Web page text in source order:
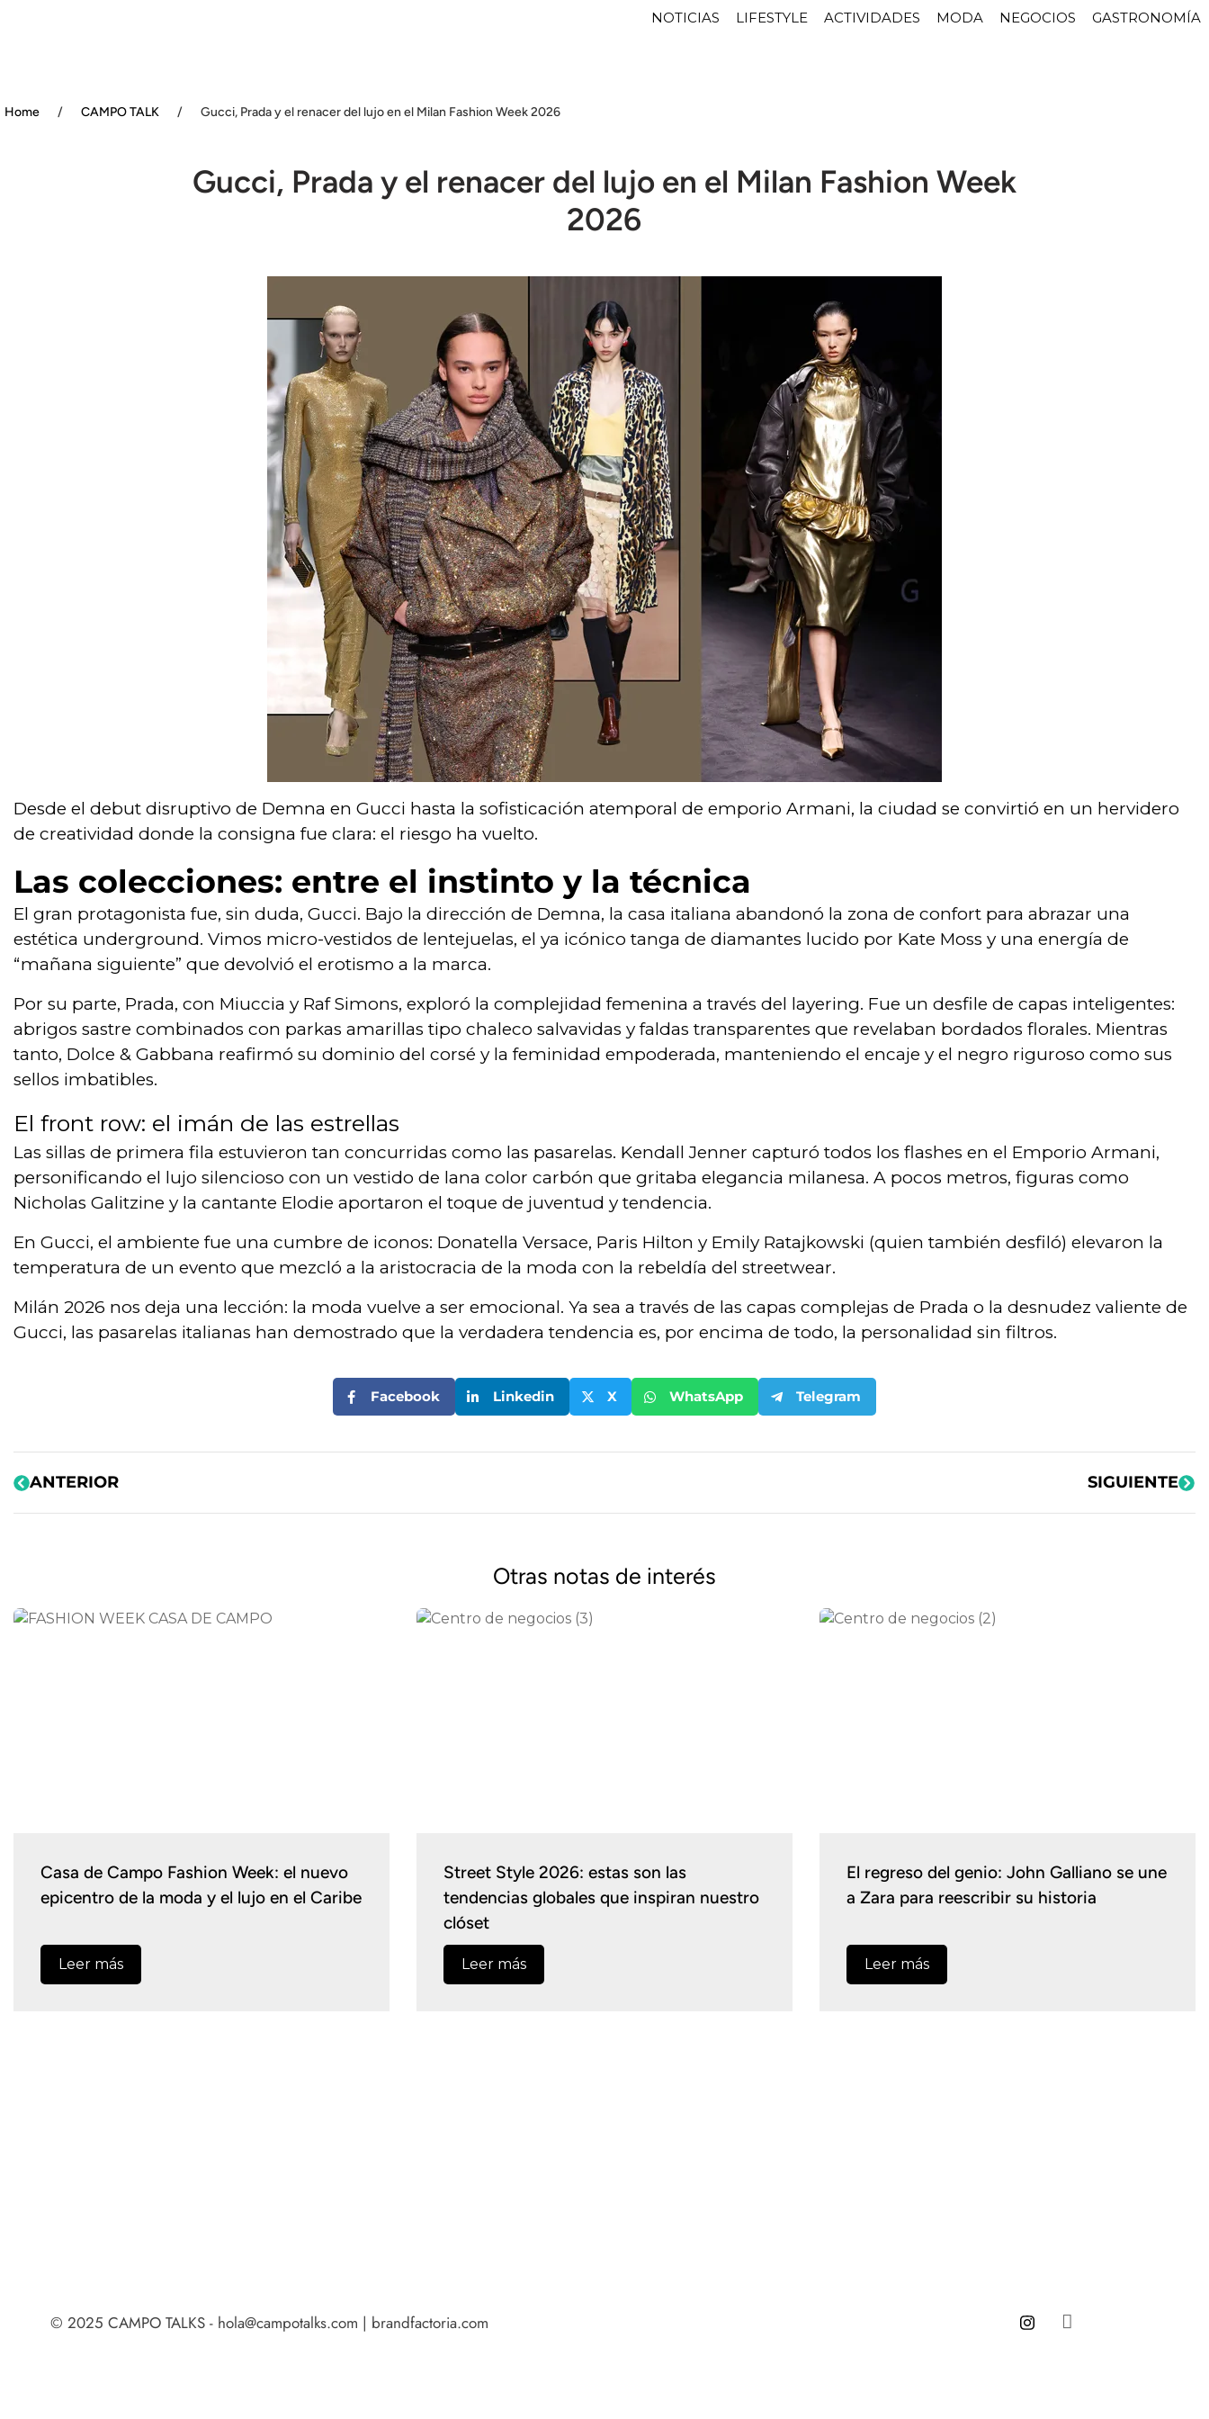
NOTICIAS LIFESTYLE ACTIVIDADES MODA NEGOCIOS GASTRONOMÍA
Home / CAMPO TALK / Gucci, Prada y el renacer del lujo en el Milan Fashion Week 2026
Gucci, Prada y el renacer del lujo en el Milan Fashion Week
2026
Desde el debut disruptivo de Demna en Gucci hasta la sofisticación atemporal de emporio Armani, la ciudad se convirtió en un hervidero
de creatividad donde la consigna fue clara: el riesgo ha vuelto.
Las colecciones: entre el instinto y la técnica
El gran protagonista fue, sin duda, Gucci. Bajo la dirección de Demna, la casa italiana abandonó la zona de confort para abrazar una
estética underground. Vimos micro-vestidos de lentejuelas, el ya icónico tanga de diamantes lucido por Kate Moss y una energía de
“mañana siguiente” que devolvió el erotismo a la marca.
Por su parte, Prada, con Miuccia y Raf Simons, exploró la complejidad femenina a través del layering. Fue un desfile de capas inteligentes:
abrigos sastre combinados con parkas amarillas tipo chaleco salvavidas y faldas transparentes que revelaban bordados florales. Mientras
tanto, Dolce & Gabbana reafirmó su dominio del corsé y la feminidad empoderada, manteniendo el encaje y el negro riguroso como sus
sellos imbatibles.
El front row: el imán de las estrellas
Las sillas de primera fila estuvieron tan concurridas como las pasarelas. Kendall Jenner capturó todos los flashes en el Emporio Armani,
personificando el lujo silencioso con un vestido de lana color carbón que gritaba elegancia milanesa. A pocos metros, figuras como
Nicholas Galitzine y la cantante Elodie aportaron el toque de juventud y tendencia.
En Gucci, el ambiente fue una cumbre de iconos: Donatella Versace, Paris Hilton y Emily Ratajkowski (quien también desfiló) elevaron la
temperatura de un evento que mezcló a la aristocracia de la moda con la rebeldía del streetwear.
Milán 2026 nos deja una lección: la moda vuelve a ser emocional. Ya sea a través de las capas complejas de Prada o la desnudez valiente de
Gucci, las pasarelas italianas han demostrado que la verdadera tendencia es, por encima de todo, la personalidad sin filtros.
Facebook Linkedin X WhatsApp Telegram
ANTERIOR SIGUIENTE
Otras notas de interés
Casa de Campo Fashion Week: el nuevo
epicentro de la moda y el lujo en el Caribe
Leer más
Street Style 2026: estas son las
tendencias globales que inspiran nuestro
clóset
Leer más
El regreso del genio: John Galliano se une
a Zara para reescribir su historia
Leer más
© 2025 CAMPO TALKS - hola@campotalks.com | brandfactoria.com